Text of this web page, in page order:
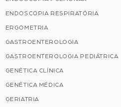
ENDOSCOPIA RESPIRATÓRIA
ERGOMETRIA
GASTROENTEROLOGIA
GASTROENTEROLOGIA PEDIÁTRICA
GENÉTICA CLÍNICA
GENÉTICA MÉDICA
GERIATRIA